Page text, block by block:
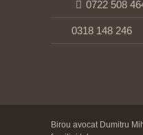
0722 508
0318 148 246
Birou avocat Dumitru